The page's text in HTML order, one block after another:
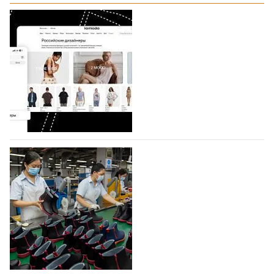
На платформе Lamoda - новый раздел и
условия продвижения локальных
дизайнерских марок
Российский маркетплейс Lamoda решил обновить
раздел для продажи продукции локальных
дизайнерских марок одежды, обуви и аксессуаров.
Бренды также получат маркетинговую…